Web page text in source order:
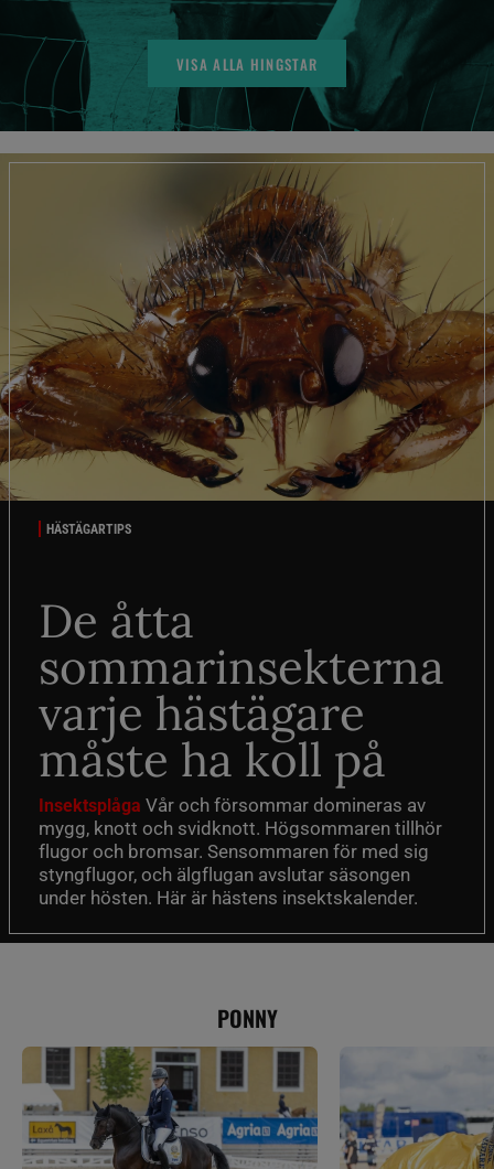
VISA ALLA HINGSTAR
HÄSTÄGARTIPS
De åtta
sommarinsekterna
varje hästägare
måste ha koll på
Insektsplåga Vår och försommar domineras av
mygg, knott och svidknott. Högsommaren tillhör
flugor och bromsar. Sensommaren för med sig
styngflugor, och älgflugan avslutar säsongen
under hösten. Här är hästens insektskalender.
PONNY